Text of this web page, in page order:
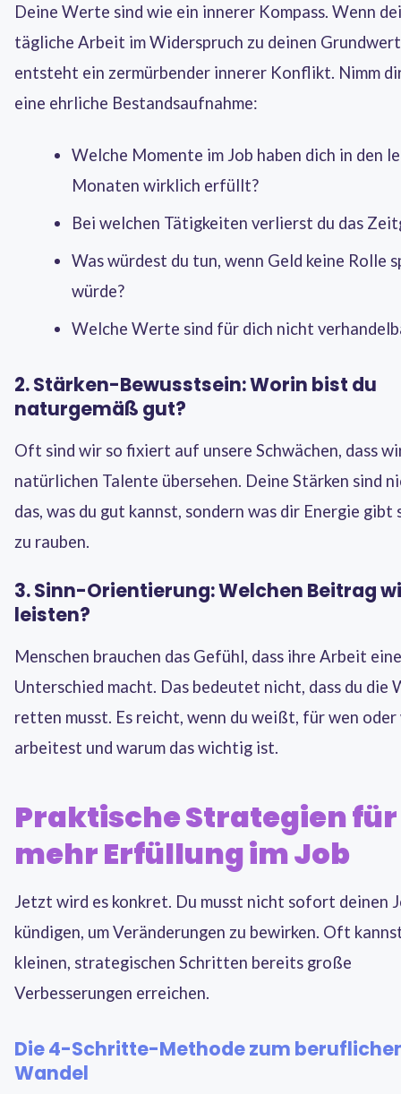
Deine Werte sind wie ein innerer Kompass. Wenn
tägliche Arbeit im Widerspruch zu deinen
entsteht ein zermürbender innerer Konflikt. Nimm
eine ehrliche Bestandsaufnahme:
Welche Momente im Job haben dich in den
Monaten wirklich erfüllt?
Bei welchen Tätigkeiten verlierst du das
Was würdest du tun, wenn Geld keine Rolle
würde?
Welche Werte sind für dich nicht
2. Stärken-Bewusstsein: Worin bist du
naturgemäß gut?
Oft sind wir so fixiert auf unsere Schwächen, dass
natürlichen Talente übersehen. Deine Stärken sind
das, was du gut kannst, sondern was dir Energie
zu rauben.
3. Sinn-Orientierung: Welchen Beitrag
leisten?
Menschen brauchen das Gefühl, dass ihre Arbeit
Unterschied macht. Das bedeutet nicht, dass du die
retten musst. Es reicht, wenn du weißt, für wen oder
arbeitest und warum das wichtig ist.
Praktische Strategien für
mehr Erfüllung im Job
Jetzt wird es konkret. Du musst nicht sofort deinen
kündigen, um Veränderungen zu bewirken. Oft
kleinen, strategischen Schritten bereits große
Verbesserungen erreichen.
Die 4-Schritte-Methode zum
Wandel